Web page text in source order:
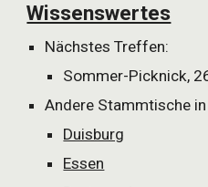
Wissenswertes
Nächstes Treffen:
Sommer-Picknick,
Andere Stammtische in
Duisburg
Essen